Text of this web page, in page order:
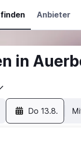
Anbieter
in
Do 13.8.